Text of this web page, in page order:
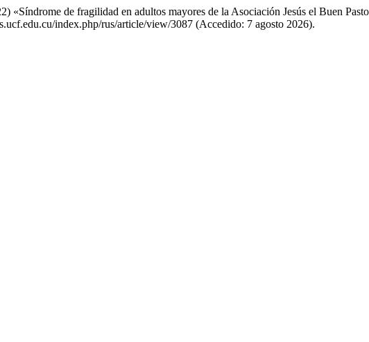
«Síndrome de fragilidad en adultos mayores de la Asociación Jesús el Buen
index.php/rus/article/view/3087 (Accedido: 7 agosto 2026).